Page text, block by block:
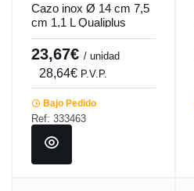
Cazo inox Ø 14 cm 7,5
cm 1,1 L Qualiplus
Pro.cooker
23,67€ / unidad
28,64€ P.V.P.
Bajo Pedido
Ref: 333463